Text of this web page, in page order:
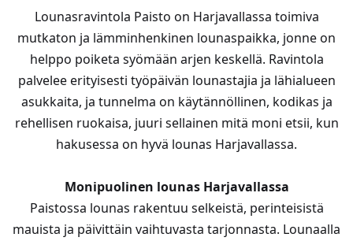
Lounasravintola Paisto on Harjavallassa toimiva
mutkaton ja lämminhenkinen lounaspaikka, jonne on
helppo poiketa syömään arjen keskellä. Ravintola
palvelee erityisesti työpäivän lounastajia ja lähialueen
asukkaita, ja tunnelma on käytännöllinen, kodikas ja
rehellisen ruokaisa, juuri sellainen mitä moni etsii, kun
hakusessa on hyvä lounas Harjavallassa.
Monipuolinen lounas Harjavallassa
Paistossa lounas rakentuu selkeistä, perinteisistä
mauista ja päivittäin vaihtuvasta tarjonnasta. Lounaalla